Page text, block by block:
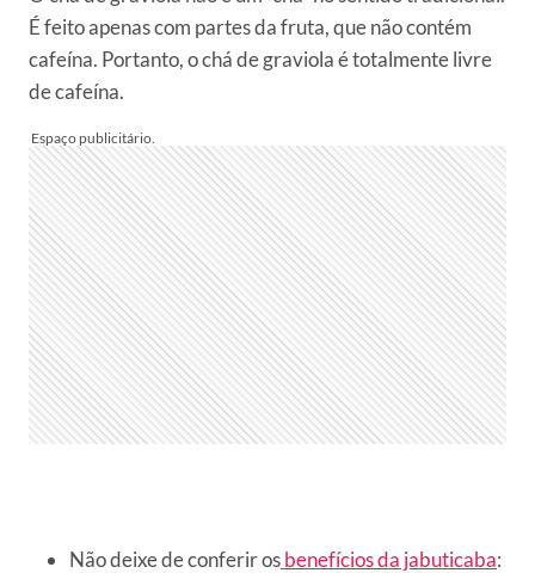
É feito apenas com partes da fruta, que não contém
cafeína. Portanto, o chá de graviola é totalmente livre
de cafeína.
Não deixe de conferir osbenefícios da jabuticaba: